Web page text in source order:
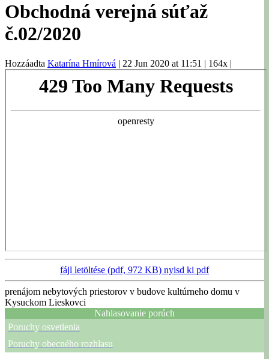
Obchodná verejná súťaž
č.02/2020
Hozzáadta Katarína Hmírová | 22 Jun 2020 at 11:51 | 164x |
fájl letöltése (pdf, 972 KB) nyisd ki pdf
prenájom nebytových priestorov v budove kultúrneho domu v
Kysuckom Lieskovci
Nahlasovanie porúch
Poruchy osvetlenia
Poruchy obecného rozhlasu